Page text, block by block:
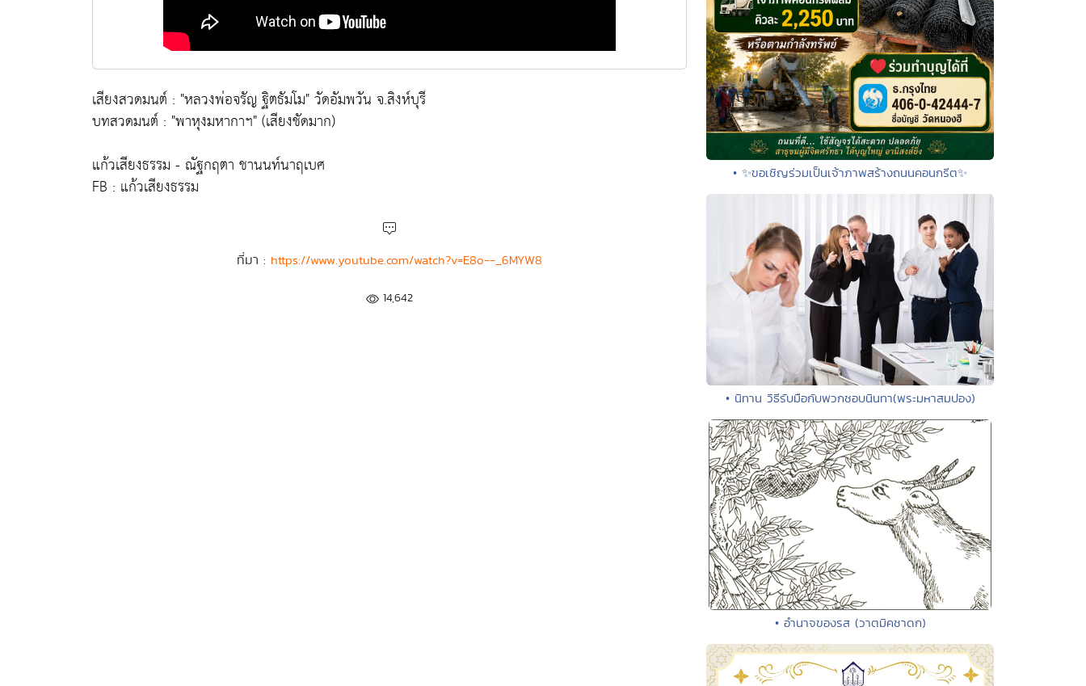
เสียงสวดมนต์ : "หลวงพ่อจรัญ ฐิตธัมโม" วัดอัมพวัน จ.สิงห์บุรี
บทสวดมนต์ : "พาหุงมหากาฯ" (เสียงชัดมาก)
แก้วเสียงธรรม - ณัฐกฤตา ชานนท์นาฤเบศ
FB : แก้วเสียงธรรม
ที่มา : https://www.youtube.com/watch?v=E8o--_6MYW8
14,642
• ✨ขอเชิญร่วมเป็นเจ้าภาพสร้างถนนคอนกรีต✨
• นิทาน วิธีรับมือกับพวกชอบนินทา(พระมหาสมปอง)
• อำนาจของรส (วาตมิคชาดก)